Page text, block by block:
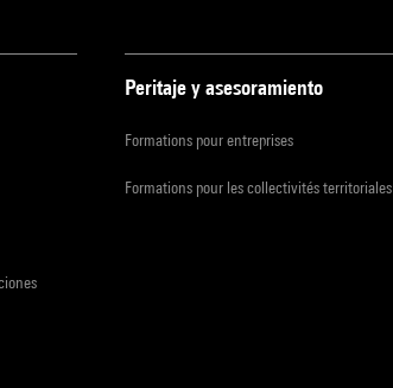
Peritaje y asesoramiento
Formations pour entreprises
Formations pour les collectivités territoriales